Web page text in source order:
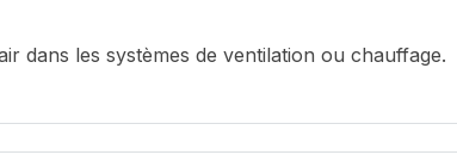
dans les systèmes de ventilation ou chauffage.